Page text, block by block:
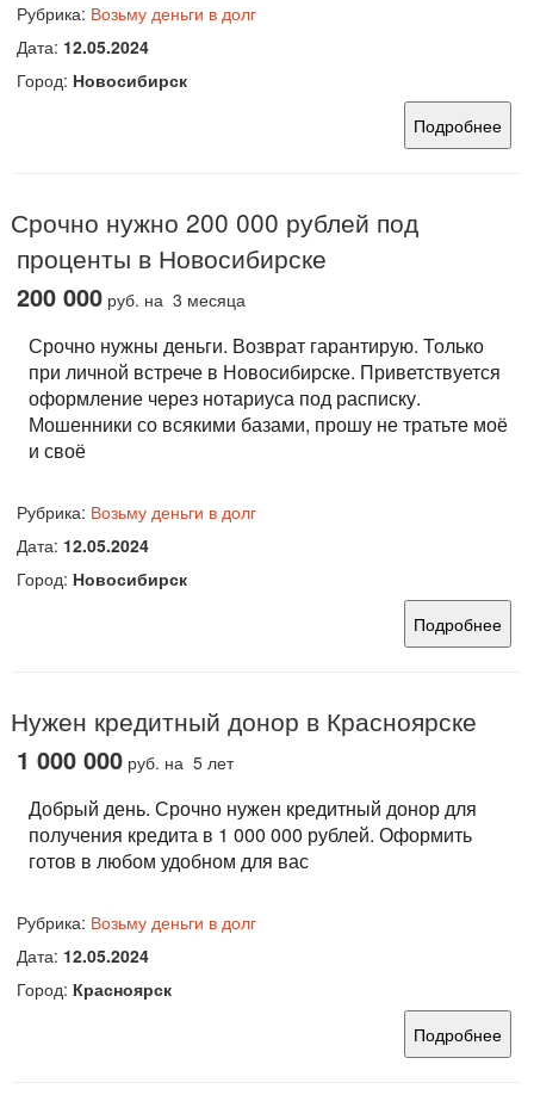
Рубрика: Возьму деньги в долг
Дата: 12.05.2024
Город: Новосибирск
Подробнее
Срочно нужно 200 000 рублей под
проценты в Новосибирске
200 000 руб. на 3 месяца
Срочно нужны деньги. Возврат гарантирую. Только
при личной встрече в Новосибирске. Приветствуется
оформление через нотариуса под расписку.
Мошенники со всякими базами, прошу не тратьте моё
и своё
Рубрика: Возьму деньги в долг
Дата: 12.05.2024
Город: Новосибирск
Подробнее
Нужен кредитный донор в Красноярске
1 000 000 руб. на 5 лет
Добрый день. Срочно нужен кредитный донор для
получения кредита в 1 000 000 рублей. Оформить
готов в любом удобном для вас
Рубрика: Возьму деньги в долг
Дата: 12.05.2024
Город: Красноярск
Подробнее